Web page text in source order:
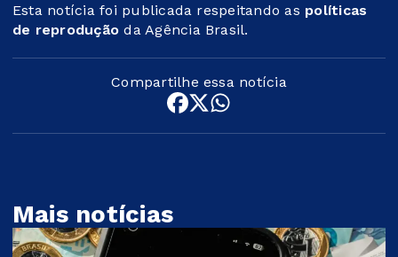
Esta notícia foi publicada respeitando as políticas
de reprodução da Agência Brasil.
Compartilhe essa notícia
Mais notícias